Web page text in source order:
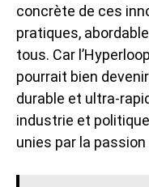
concrète de ces
pratiques,
tous. Car
pourrait bien
durable et ultra-
industrie et
unies par la